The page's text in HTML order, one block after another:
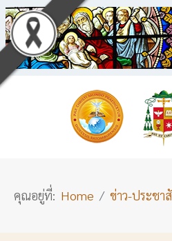
คุณอยู่ที่: Home ข่าว-ประช